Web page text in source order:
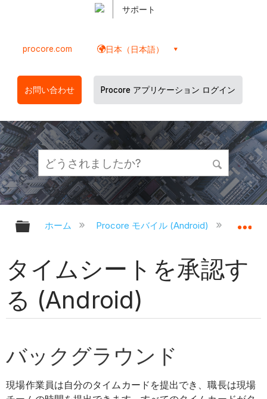
サポート
procore.com 日本（日本語）
お問い合わせ Procore アプリケーション ログイン
グローバル階層を展開/折りたたむ
ホーム Procore モバイル (Android)
タイムシートを承認す
る (Android)
バックグラウンド
現場作業員は自分のタイムカードを提出でき、職長は現場